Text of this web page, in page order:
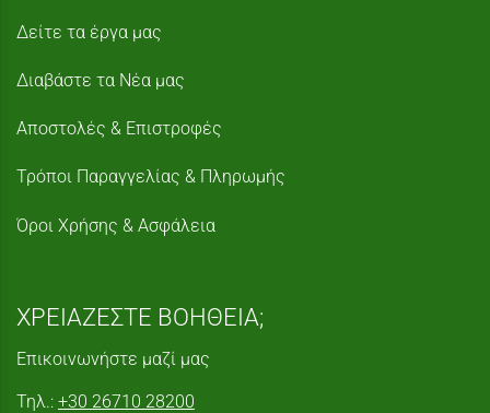
Δείτε τα έργα μας
Διαβάστε τα Νέα μας
Αποστολές & Επιστροφές
Τρόποι Παραγγελίας & Πληρωμής
Όροι Χρήσης & Ασφάλεια
ΧΡΕΙΑΖΕΣΤΕ ΒΟΗΘΕΙΑ;
Επικοινωνήστε μαζί μας
Τηλ.: +30 26710 28200